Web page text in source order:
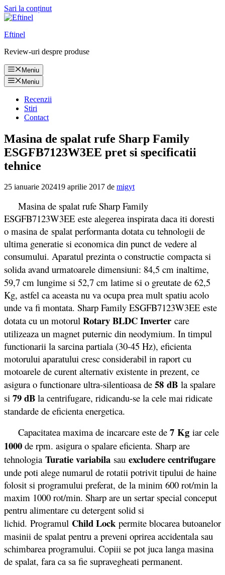
Sari la conținut
Eftinel
Review-uri despre produse
Meniu
Meniu
Recenzii
Stiri
Contact
Masina de spalat rufe Sharp Family
ESGFB7123W3EE pret si specificatii
tehnice
25 ianuarie 202419 aprilie 2017 de migyt
Masina de spalat rufe Sharp Family
ESGFB7123W3EE este alegerea inspirata daca iti doresti
o masina de spalat performanta dotata cu tehnologii de
ultima generatie si economica din punct de vedere al
consumului. Aparatul prezinta o constructie compacta si
solida avand urmatoarele dimensiuni: 84,5 cm inaltime,
59,7 cm lungime si 52,7 cm latime si o greutate de 62,5
Kg, astfel ca aceasta nu va ocupa prea mult spatiu acolo
unde va fi montata. Sharp Family ESGFB7123W3EE este
dotata cu un motorul Rotary BLDC Inverter care
utilizeaza un magnet puternic din neodymium. In timpul
functionarii la sarcina partiala (30-45 Hz), eficienta
motorului aparatului cresc considerabil in raport cu
motoarele de curent alternativ existente in prezent, ce
asigura o functionare ultra-silentioasa de 58 dB la spalare
si 79 dB la centrifugare, ridicandu-se la cele mai ridicate
standarde de eficienta energetica.
Capacitatea maxima de incarcare este de 7 Kg iar cele
1000 de rpm. asigura o spalare eficienta. Sharp are
tehnologia Turatie variabila sau excludere centrifugare
unde poti alege numarul de rotatii potrivit tipului de haine
folosit si programului preferat, de la minim 600 rot/min la
maxim 1000 rot/min. Sharp are un sertar special conceput
pentru alimentare cu detergent solid si
lichid. Programul Child Lock permite blocarea butoanelor
masinii de spalat pentru a preveni oprirea accidentala sau
schimbarea programului. Copiii se pot juca langa masina
de spalat, fara ca sa fie supravegheati permanent.